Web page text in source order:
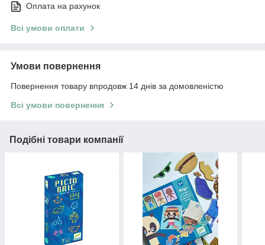
Оплата на рахунок
Всі умови оплати
Умови повернення
Повернення товару впродовж 14 днів за домовленістю
Всі умови повернення
Подібні товари компанії